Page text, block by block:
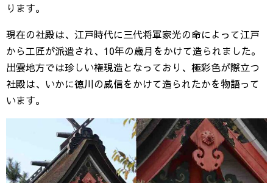
ります。
現在の社殿は、江戸時代に三代将軍家光の命によって江戸
から工匠が派遣され、10年の歳月をかけて造られました。
出雲地方では珍しい権現造となっており、極彩色が際立つ
社殿は、いかに徳川の威信をかけて造られたかを物語って
います。